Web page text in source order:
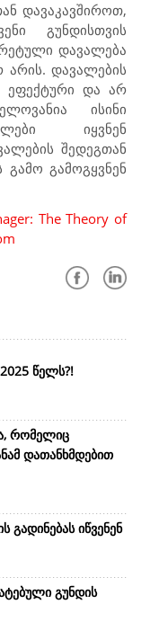
დავაკავშიროთ,
გუნდისთვის
დავალება
არის. დავალების
ეფექტური და არ
ისინი
იყვნენ
შედეგთან
გამოგყვნენ
The Theory of
წელს?!
რომელიც
დათანხმდებით
გადინებას იწვენენ
გუნდის